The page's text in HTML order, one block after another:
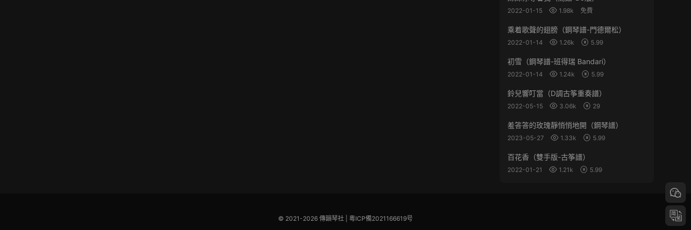
2022-01-15 1.98k 免費
乘着歌聲的翅膀（鋼琴譜-門德爾松）
2022-01-14 1.26k 5.99
初雪（鋼琴譜-班得瑞 Bandari）
2022-01-14 1.24k 5.99
鈴兒響叮當（D調古筝重奏譜）
2022-05-15 3.06k 29
羞答答的玫瑰靜悄悄地開（鋼琴譜）
2023-05-27 1.33k 5.99
百花香（雙手版-古筝譜）
2022-01-21 1.21k 5.99
© 2021-2026 傳韻琴社 | 粵ICP備2021166619号